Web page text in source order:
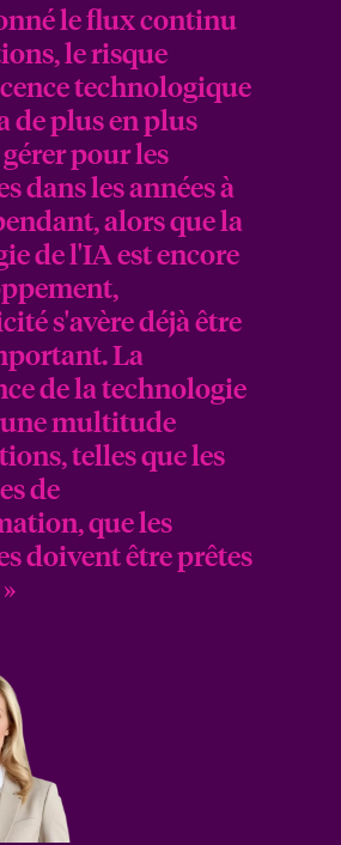
le flux continu
le risque
technologique
de plus en plus
pour les
dans les années à
alors que la
de l'IA est encore
s'avère déjà être
La
de la technologie
multitude
telles que les
de
que les
doivent être prêtes